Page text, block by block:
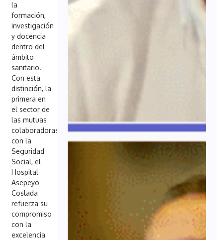
la
formación,
investigación
y docencia
dentro del
ámbito
sanitario.
Con esta
distinción, la
primera en
el sector de
las mutuas
colaboradoras
con la
Seguridad
Social, el
Hospital
Asepeyo
Coslada
refuerza su
compromiso
con la
excelencia